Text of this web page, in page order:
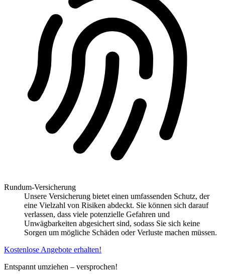
Rundum-Versicherung
Unsere Versicherung bietet einen umfassenden Schutz, der
eine Vielzahl von Risiken abdeckt. Sie können sich darauf
verlassen, dass viele potenzielle Gefahren und
Unwägbarkeiten abgesichert sind, sodass Sie sich keine
Sorgen um mögliche Schäden oder Verluste machen müssen.
Kostenlose Angebote erhalten!
Entspannt umziehen – versprochen!